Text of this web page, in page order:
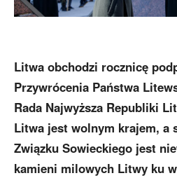
Litwa obchodzi rocznicę
Przywrócenia Państwa
Rada Najwyższa Republiki
Litwa jest wolnym krajem, a
Związku Sowieckiego jest
kamieni milowych Litwy ku